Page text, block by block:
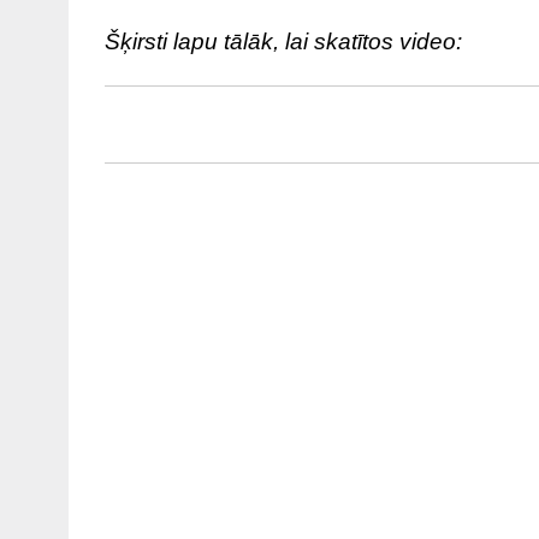
Šķirsti lapu tālāk, lai skatītos video: